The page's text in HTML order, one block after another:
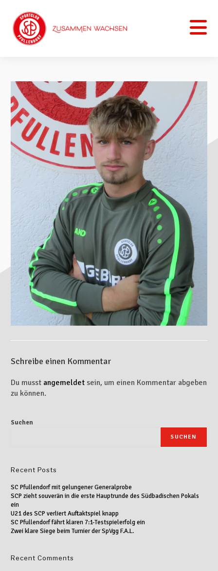
Schreibe einen Kommentar
Du musst angemeldet sein, um einen Kommentar abgeben
zu können.
Suchen
SUCHEN
Recent Posts
SC Pfullendorf mit gelungener Generalprobe
SCP zieht souverän in die erste Hauptrunde des Südbadischen Pokals
ein
U21 des SCP verliert Auftaktspiel knapp
SC Pfullendorf fährt klaren 7:1-Testspielerfolg ein
Zwei klare Siege beim Turnier der SpVgg F.A.L.
Recent Comments